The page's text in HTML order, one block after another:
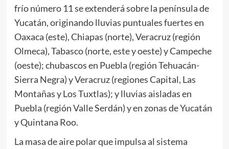
frío número 11 se extenderá sobre la península de
Yucatán, originando lluvias puntuales fuertes en
Oaxaca (este), Chiapas (norte), Veracruz (región
Olmeca), Tabasco (norte, este y oeste) y Campeche
(oeste); chubascos en Puebla (región Tehuacán-
Sierra Negra) y Veracruz (regiones Capital, Las
Montañas y Los Tuxtlas); y lluvias aisladas en
Puebla (región Valle Serdán) y en zonas de Yucatán
y Quintana Roo.
La masa de aire polar que impulsa al sistema